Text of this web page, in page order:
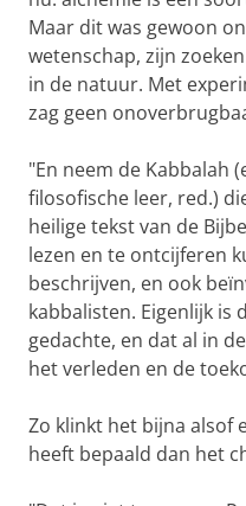
Maar dit was gewoon
wetenschap, zijn
in de natuur. Met
zag geen
"En neem de Kabbalah
filosofische leer, red.)
heilige tekst van de
lezen en te ontcijferen
beschrijven, en ook
kabbalisten. Eigenlijk is
gedachte, en dat al in
het verleden en de
Zo klinkt het bijna alsof
heeft bepaald dan het